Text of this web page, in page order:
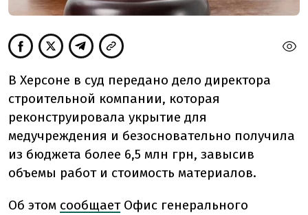
В Херсоне в суд передано дело директора
строительной компании, которая
реконструировала укрытие для
медучреждения и безосновательно получила
из бюджета более 6,5 млн грн, завысив
объемы работ и стоимость материалов.
Об этом сообщает Офис генерального